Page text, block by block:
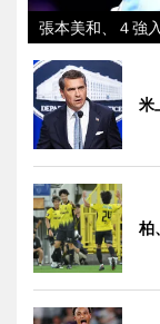
張本美和、４強
米
柏